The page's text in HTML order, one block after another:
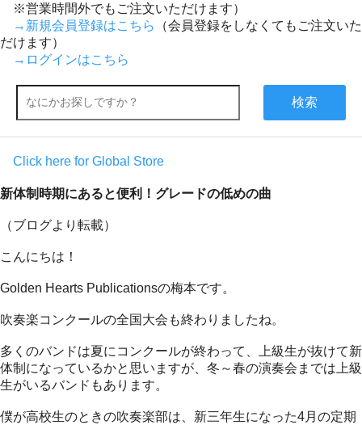
※営業時間外でもご注文いただけます）
→新規会員登録はこちら
（会員登録をしなくてもご注文いた
だけます）
→ログインはこちら
検索
Click here for Global Store
新体制時期にあると便利！グレードの低めの曲
（ブログより転載）
こんにちは！
Golden Hearts Publicationsの梅本です。
吹奏楽コンクールの全国大会も終わりましたね。
多くのバンドは夏にコンクールが終わって、上級生が抜けて新
体制になっているかと思いますが、冬～春の演奏会までは上級
生がいるバンドもあります。
僕が高校生のときの吹奏楽部は、新三年生になった4月の定期